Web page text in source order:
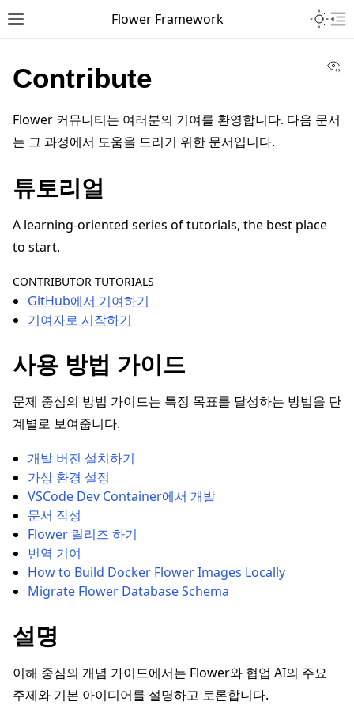
Toggle site navigation sidebar
Flower Framework
navigation of 빠른 시작 튜토리얼
navigation of Build
navigation of Deploy
Contribute
Flower 커뮤니티는 여러분의 기여를 환영합니다. 다음 문서
는 그 과정에서 도움을 드리기 위한 문서입니다.
튜토리얼
A learning-oriented series of tutorials, the best place
to start.
CONTRIBUTOR TUTORIALS
GitHub에서 기여하기
기여자로 시작하기
사용 방법 가이드
문제 중심의 방법 가이드는 특정 목표를 달성하는 방법을 단
계별로 보여줍니다.
개발 버전 설치하기
가상 환경 설정
VSCode Dev Container에서 개발
문서 작성
Flower 릴리즈 하기
번역 기여
How to Build Docker Flower Images Locally
Migrate Flower Database Schema
설명
이해 중심의 개념 가이드에서는 Flower와 협업 AI의 주요
주제와 기본 아이디어를 설명하고 토론합니다.